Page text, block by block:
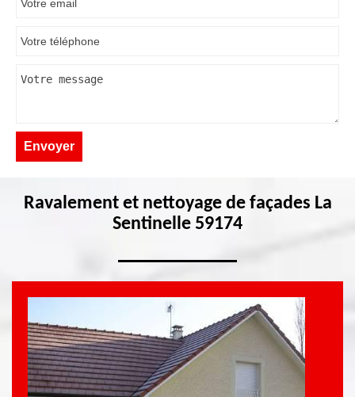
Ravalement et nettoyage de façades La
Sentinelle 59174